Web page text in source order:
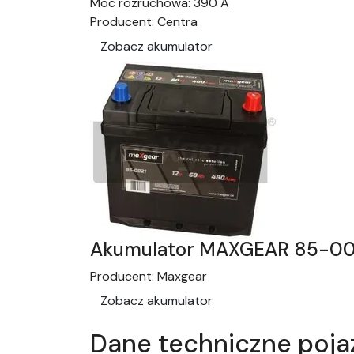
Producent: Centra
Zobacz akumulator
Akumulator MAXGEAR 85-
Producent: Maxgear
Zobacz akumulator
Dane techniczne